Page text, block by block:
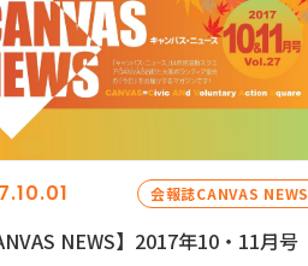
会報誌CANVAS NEWS
NEWS】2017年10・11月号